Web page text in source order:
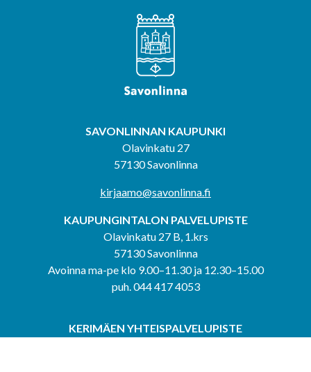
SAVONLINNAN KAUPUNKI
Olavinkatu 27
57130 Savonlinna
kirjaamo@savonlinna.fi
KAUPUNGINTALON PALVELUPISTE
Olavinkatu 27 B, 1.krs
57130 Savonlinna
Avoinna ma-pe klo 9.00–11.30 ja 12.30–15.00
puh. 044 417 4053
KERIMÄEN YHTEISPALVELUPISTE